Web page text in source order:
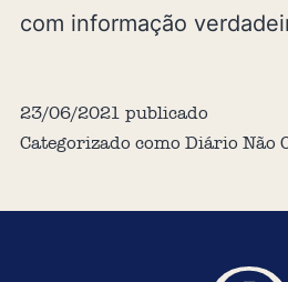
com informação
23/06/2021 publicado
Categorizado como Diário Não